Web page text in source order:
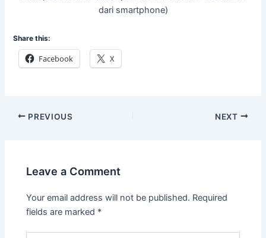
dari smartphone)
Share this:
Facebook X
PREVIOUS NEXT
Leave a Comment
Your email address will not be published. Required
fields are marked *